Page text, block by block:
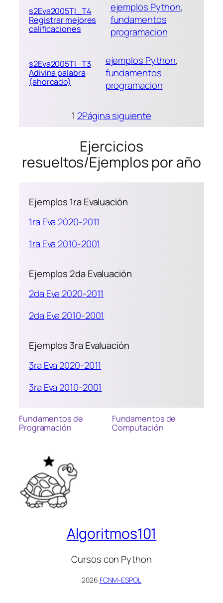
s2Eva2005TI_T4
Registrar mejores
calificaciones
ejemplos Python
fundamentos
programacion
s2Eva2005TI_T3
Adivina palabra
(ahorcado)
ejemplos Python
fundamentos
programacion
1 2Página siguiente
Ejercicios
resueltos/Ejemplos por año
Ejemplos 1ra Evaluación
1ra Eva 2020-2011
1ra Eva 2010-2001
Ejemplos 2da Evaluación
2da Eva 2020-2011
2da Eva 2010-2001
Ejemplos 3ra Evaluación
3ra Eva 2020-2011
3ra Eva 2010-2001
Fundamentos de
Programación
Fundamentos de
Computación
Algoritmos101
Cursos con Python
2026 FCNM-ESPOL